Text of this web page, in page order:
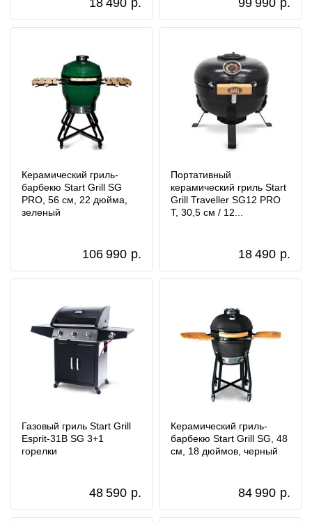
18 490 р. 99 990 р.
Керамический гриль-
барбекю Start Grill SG
PRO, 56 см, 22 дюйма,
зеленый
106 990 р.
Портативный
керамический гриль Start
Grill Traveller SG12 PRO
T, 30,5 см / 12...
18 490 р.
Газовый гриль Start Grill
Esprit-31B SG 3+1
горелки
48 590 р.
Керамический гриль-
барбекю Start Grill SG, 48
см, 18 дюймов, черный
84 990 р.